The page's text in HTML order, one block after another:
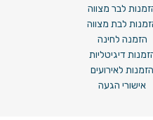
לבר מצווה
לבת מצווה
הזמנה לחינה
דיגיטליות
הזמנות לאירועים
אישורי הגעה